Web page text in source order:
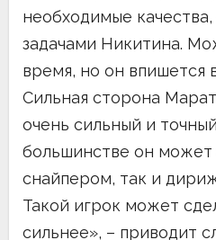
необходимые
задачами Никитина.
время, но он впишется
Сильная сторона
очень сильный и
большинстве он может
снайпером, так и
Такой игрок может
сильнее», – приводит